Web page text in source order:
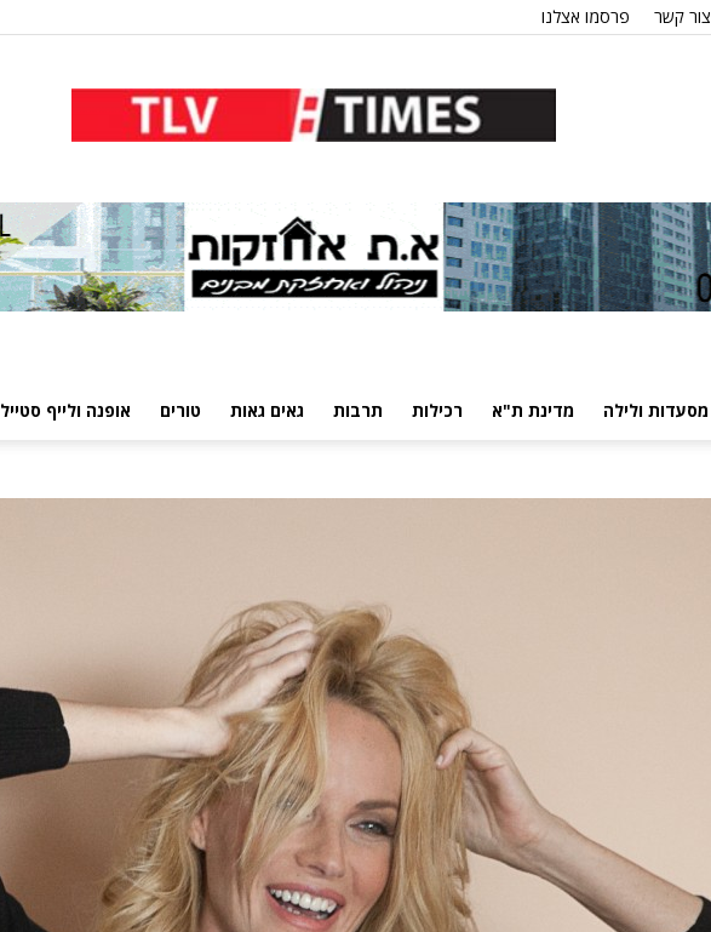
צור קשר פרסמו אצלנו
מסעדות ולילה מדינת ת"א רכילות תרבות גאים גאות טורים אופנה ולייף סטייל